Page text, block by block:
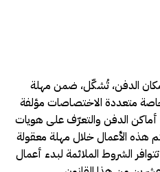
الدفن، تُشكّل، ضمن مهلة
متعددة الاختصاصات مؤلفة
الدفن والتعرّف على هويات
هذه الأعمال خلال مهلة معقولة
الشروط الملائمة لبدء أعمال